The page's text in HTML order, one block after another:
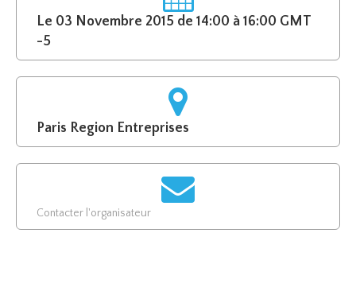
Le 03 Novembre 2015 de 14:00 à 16:00 GMT
-5
Paris Region Entreprises
Contacter l'organisateur